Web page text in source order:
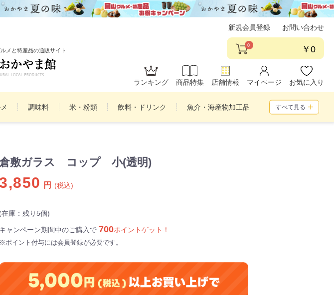
メと特産品の通販サイト
新規会員登録 お問い合わせ
0 ￥0
ランキング 商品特集 店舗情報 マイページ お気に入り
調味料 米・粉類 飲料・ドリンク 魚介・海産物加工品 すべて見る
敷ガラス コップ 小(透明)
円 (税込)
(在庫：残り5個)
キャンペーン期間中のご購入で 700ポイントゲット！
※ポイント付与には会員登録が必要です。